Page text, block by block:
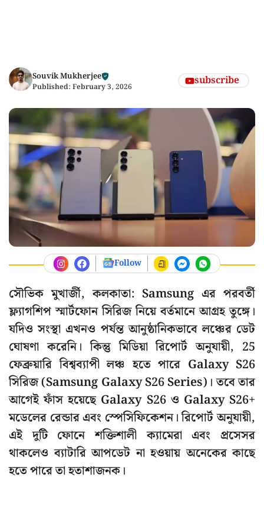
Souvik Mukherjee
Published: February 3, 2026 subscribe
Follow
সৌভিক মুখার্জী, কলকাতা: Samsung এর পরবর্তী
ফ্ল্যাগশিপ স্মার্টফোন সিরিজ নিয়ে বর্তমানে আগ্রহ তুঙ্গে।
যদিও সংস্থা এখনও পর্যন্ত আনুষ্ঠানিকভাবে লঞ্চের ডেট
ঘোষণা করেনি। কিন্তু মিডিয়া রিপোর্ট অনুযায়ী, 25
ফেব্রুয়ারি বিশ্বব্যাপী লঞ্চ হতে পারে Galaxy S26
সিরিজ (Samsung Galaxy S26 Series)। তবে তার
আগেই ফাঁস হয়েছে Galaxy S26 ও Galaxy S26+
মডেলের রেন্ডার এবং স্পেসিফিকেশন। রিপোর্ট অনুযায়ী,
এই দুটি ফোনে শক্তিশালী ক্যামেরা এবং প্রসেসর
থাকলেও ব্যাটারি আপডেট না হওয়ায় অনেকের কাছে
হতে পারে তা হতাশাজনক।